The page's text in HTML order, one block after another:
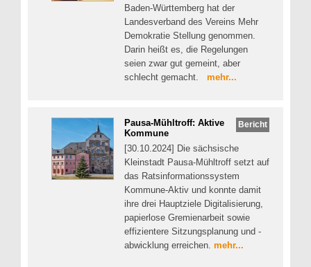
Baden-Württemberg hat der
Landesverband des Vereins Mehr
Demokratie Stellung genommen.
Darin heißt es, die Regelungen
seien zwar gut gemeint, aber
schlecht gemacht. mehr...
Bericht
Pausa-Mühltroff: Aktive
Kommune
[30.10.2024] Die sächsische
Kleinstadt Pausa-Mühltroff setzt auf
das Ratsinformationssystem
Kommune-Aktiv und konnte damit
ihre drei Hauptziele Digitalisierung,
papierlose Gremienarbeit sowie
effizientere Sitzungsplanung und -
abwicklung erreichen. mehr...